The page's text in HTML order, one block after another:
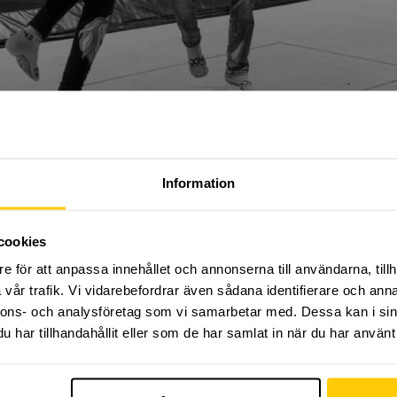
Information
för att anpassa innehållet och annonserna till användarna,
trafik. Vi vidarebefordrar även sådana identifierare och
och analysföretag som vi samarbetar med. Dessa kan i
har tillhandahållit eller som de har samlat in när du har
TILL ANMÄLAN, VÄNLIGEN
på Dome Adrenaline Zone!
med organiserad träning, fylld av adrenalin och
där ditt barn får lära sig dem grundläggande
trampolin och ett flertal åksporter! Du som
träningen samt vara behjälplig vid behov.
är våra nyckelord!
36 till och med 15:e december vecka 50
. Uppehåll